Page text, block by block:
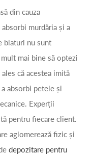
din cauza
murdăria și a
blaturi nu sunt
mai bine să optezi
că acestea imită
absorbi petele și
Experții
pentru fiecare client.
aglomerează fizic și
depozitare pentru